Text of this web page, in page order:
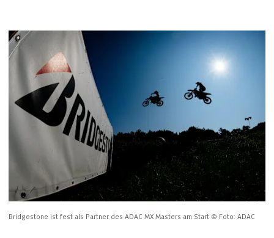
Bridgestone ist fest als Partner des ADAC MX Masters am Start © Foto: ADAC